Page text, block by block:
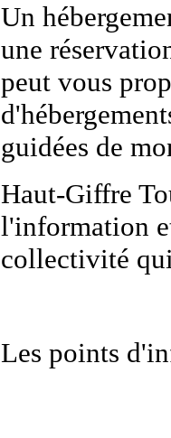
Un
une
peut vous
guidées de
Haut-Giffre
l'information
collectivité
Les points